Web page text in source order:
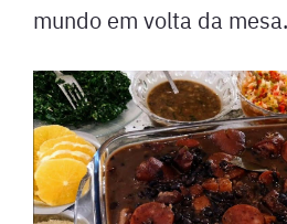
mundo em volta da mesa.